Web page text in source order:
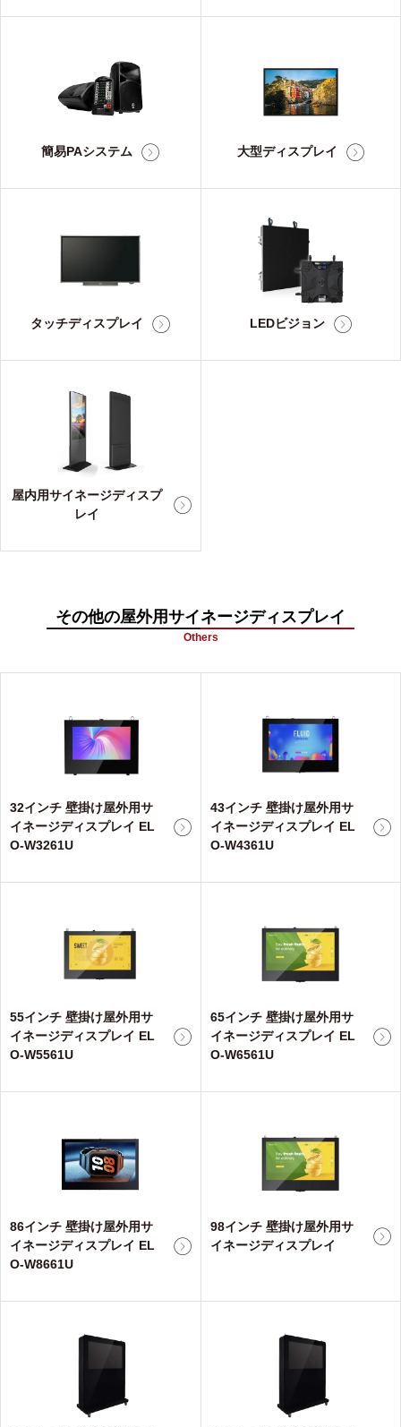
簡易PAシステム 大型ディスプレイ
タッチディスプレイ LEDビジョン
屋内用サイネージディスプ
レイ
その他の屋外用サイネージディスプレイ
Others
32インチ 壁掛け屋外用サ
イネージディスプレイ EL
O-W3261U
43インチ 壁掛け屋外用サ
イネージディスプレイ EL
O-W4361U
55インチ 壁掛け屋外用サ
イネージディスプレイ EL
O-W5561U
65インチ 壁掛け屋外用サ
イネージディスプレイ EL
O-W6561U
86インチ 壁掛け屋外用サ
イネージディスプレイ EL
O-W8661U
98インチ 壁掛け屋外用サ
イネージディスプレイ